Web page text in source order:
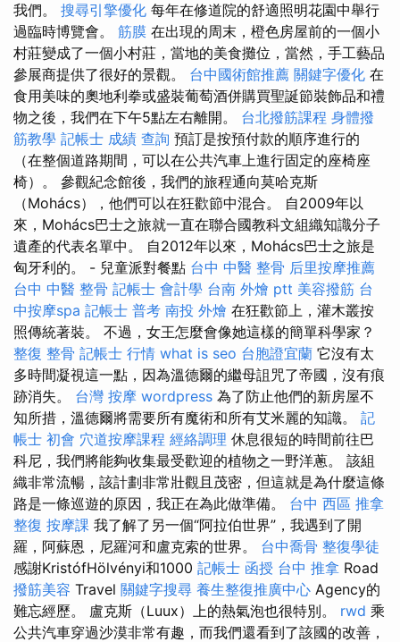
我們。 搜尋引擎優化 每年在修道院的舒適照明花園中舉行
過臨時博覽會。 筋膜 在出現的周末，橙色房屋前的一個小
村莊變成了一個小村莊，當地的美食攤位，當然，手工藝品
參展商提供了很好的景觀。 台中國術館推薦 關鍵字優化 在
食用美味的奧地利拳或盛裝葡萄酒併購買聖誕節裝飾品和禮
物之後，我們在下午5點左右離開。 台北撥筋課程 身體撥
筋教學 記帳士 成績 查詢 預訂是按預付款的順序進行的
（在整個道路期間，可以在公共汽車上進行固定的座椅座
椅）。 參觀紀念館後，我們的旅程通向莫哈克斯
（Mohács），他們可以在狂歡節中混合。 自2009年以
來，Mohács巴士之旅就一直在聯合國教科文組織知識分子
遺產的代表名單中。 自2012年以來，Mohács巴士之旅是
匈牙利的。 - 兒童派對餐點 台中 中醫 整骨 后里按摩推薦
台中 中醫 整骨 記帳士 會計學 台南 外燴 ptt 美容撥筋 台
中按摩spa 記帳士 普考 南投 外燴 在狂歡節上，灌木叢按
照傳統著裝。 不過，女王怎麼會像她這樣的簡單科學家？
整復 整骨 記帳士 行情 what is seo 台胞證宜蘭 它沒有太
多時間凝視這一點，因為溫德爾的繼母詛咒了帝國，沒有痕
跡消失。 台灣 按摩 wordpress 為了防止他們的新房屋不
知所措，溫德爾將需要所有魔術和所有艾米麗的知識。 記
帳士 初會 穴道按摩課程 經絡調理 休息很短的時間前往巴
科尼，我們將能夠收集最受歡迎的植物之一野洋蔥。 該組
織非常流暢，該計劃非常壯觀且茂密，但這就是為什麼這條
路是一條巡遊的原因，我正在為此做準備。 台中 西區 推拿
整復 按摩課 我了解了另一個“阿拉伯世界”，我遇到了開
羅，阿蘇恩，尼羅河和盧克索的世界。 台中喬骨 整復學徒
感謝KristófHölvényi和1000 記帳士 函授 台中 推拿 Road
撥筋美容 Travel 關鍵字搜尋 養生整復推廣中心 Agency的
難忘經歷。 盧克斯（Luux）上的熱氣泡也很特別。 rwd 乘
公共汽車穿過沙漠非常有趣，而我們還看到了該國的改善，